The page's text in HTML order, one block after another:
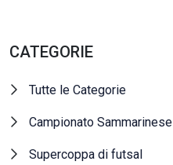
CATEGORIE
Tutte le Categorie
Campionato Sammarinese
Supercoppa di futsal